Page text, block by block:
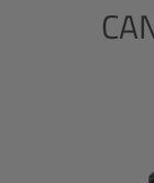
Video